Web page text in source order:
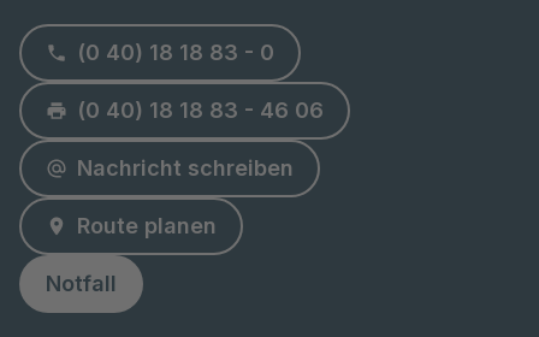
(0 40) 18 18 83 - 0
(0 40) 18 18 83 - 46 06
Nachricht schreiben
Route planen
Notfall